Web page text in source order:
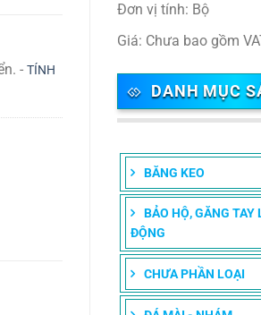
Đơn vị tính: Bộ
Giá: Chưa bao gồm
DANH MỤC
BĂNG KEO
BẢO HỘ, GĂNG TAY
ĐỘNG
CHƯA PHẦN LOẠI
- TÍNH